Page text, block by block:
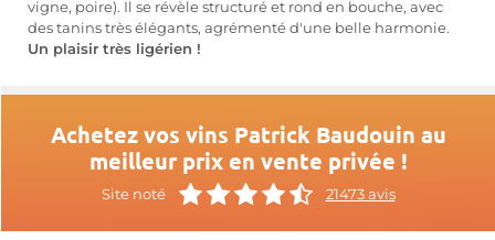
vigne, poire). Il se révèle structuré et rond en bouche, avec
des tanins très élégants, agrémenté d'une belle harmonie.
Un plaisir très ligérien !
Achetez vos vins Patrick Baudouin au
meilleur prix en vente privée !
Site noté 21473 avis